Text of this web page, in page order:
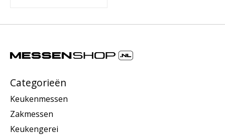
Categorieën
Keukenmessen
Zakmessen
Keukengerei